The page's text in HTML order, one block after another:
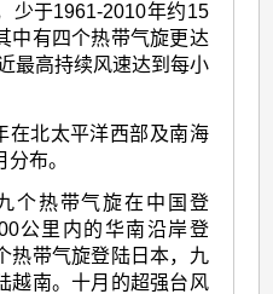
少于1961-2010年约15
中有四个热带气旋更达
最高持续风速达到每小
在北太平洋西部及南海
布。
个热带气旋在中国登
公里内的华南沿岸登
热带气旋登陆日本，九
越南。十月的超强台风